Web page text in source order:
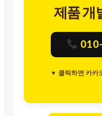
제품 개
▼ 클릭하면 카카